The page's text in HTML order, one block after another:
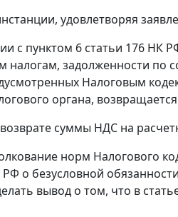
удовлетворяя
с пунктом 6 статьи 176 НК
налогам, задолженности по
Налоговым
органа,
суммы НДС на
норм Налогового
о безусловной
вывод о том, что в